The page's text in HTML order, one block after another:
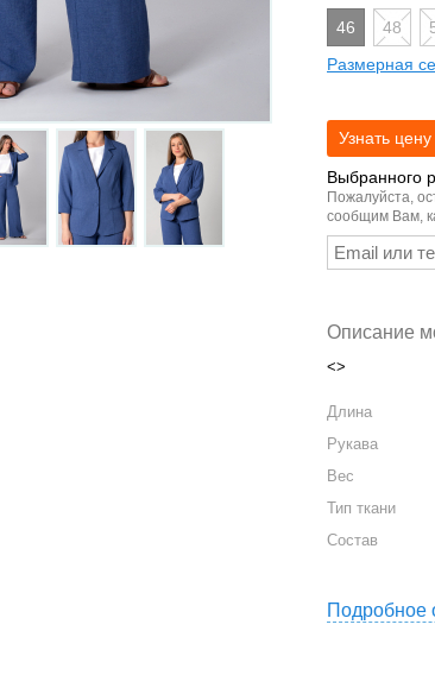
46
48
Размерная
Выбранного
Пожалуйста,
сообщим Вам,
Описание
<>
Длина
Рукава
Вес
Тип ткани
Состав
Подробное